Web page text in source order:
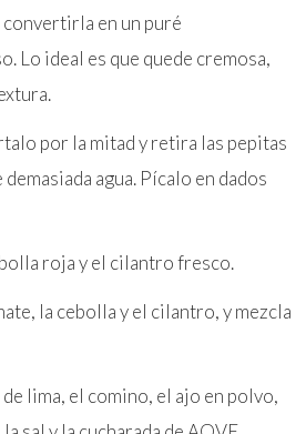
convertirla en un puré
Lo ideal es que quede cremosa,
por la mitad y retira las pepitas
agua. Pícalo en dados
roja y el cilantro fresco.
la cebolla y el cilantro, y mezcla
lima, el comino, el ajo en polvo,